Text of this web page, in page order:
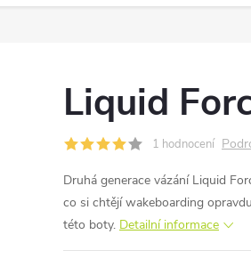
Liquid
1 hodnocení
Druhá generace vázání Liquid
co si chtějí wakeboarding
této boty. Detailní informace